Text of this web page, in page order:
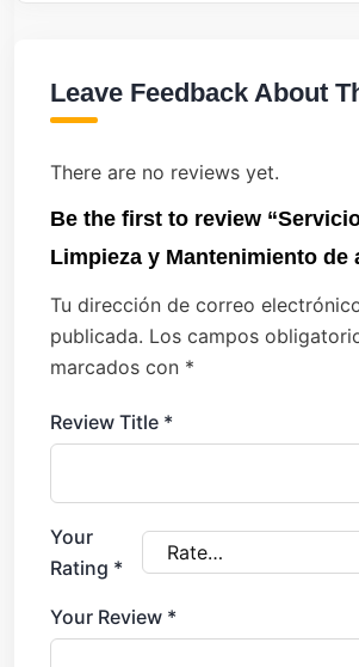
Leave Feedback About
There are no reviews yet.
Be the first to review
Limpieza y Mantenimiento de
Tu dirección de correo
publicada. Los campos
marcados con *
Review Title *
Your
Rating *
Your Review *